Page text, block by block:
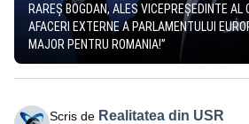
RAREȘ BOGDAN, ALES VICEPREȘEDINTE AL
AFACERI EXTERNE A PARLAMENTULUI
MAJOR PENTRU ROMANIA!”
Scris de Realitatea din USR